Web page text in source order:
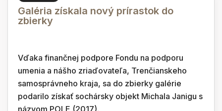
Galéria získala nový prírastok do
zbierky
Vďaka finančnej podpore Fondu na podporu
umenia a nášho zriaďovateľa, Trenčianskeho
samosprávneho kraja, sa do zbierky galérie
podarilo získať sochársky objekt Michala Janigu s
názvom POLE (2017).